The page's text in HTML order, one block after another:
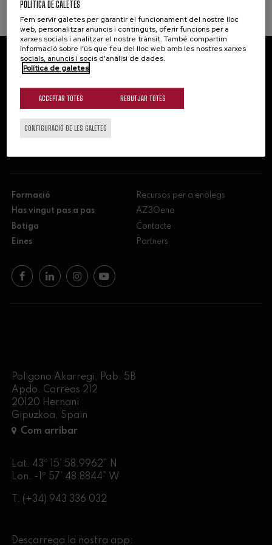
NEWSLETTER
Informa't subscrivint-te a la nostra
newsletter.
Formació
Has vingut pas a pas
Botiga
Eines
Recursos per a enòlegs
AZ3Oeno
Contacte
Partners
Poligono Akarregi, Pab. 5B
Apdo. Correos 212
20120 Hernani
Gipuzkoa, Spain
Com arribar
Lat. 43º 15’ 58.9962” N
Lon. -1º 57’ 48.8844” W
T. (+34) 943 336 032
Descarrega la nostra app:
POLÍTICA DE GALETES
Fem servir galetes per garantir el funcionament del nostre lloc
web, personalitzar anuncis i continguts, oferir funcions per a
xarxes socials i analitzar el nostre trànsit. També compartim
informació sobre l'ús que feu del lloc web amb les nostres xarxes
socials, anuncis i socis d'anàlisi de dades.
Política de galetes
REBUTJAR TOTES
ACCEPTAR TOTES
CONFIGURACIÓ DE LES GALETES